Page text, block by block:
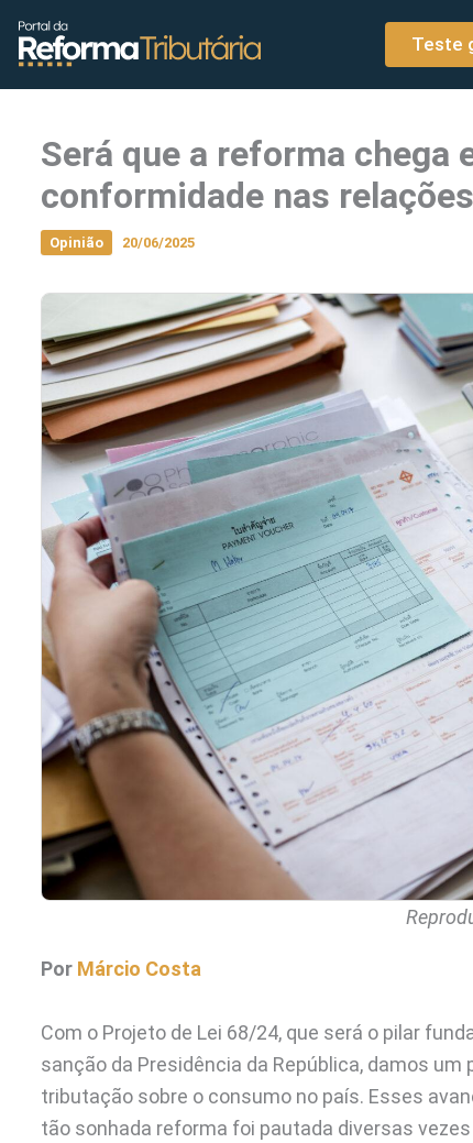
conteúdo
Teste
Será que a reforma chega
conformidade nas
Opinião 20/06/2025
Por Márcio Costa
Com o Projeto de Lei 68/24, que será o pilar
sanção da Presidência da República, damos
tributação sobre o consumo no país. Esses
tão sonhada reforma foi pautada diversas